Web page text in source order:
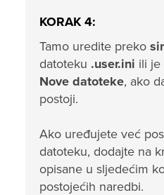
KORAK 4:
Tamo uredite preko
datoteku .user.ini ili je
Nove datoteke, ako
postoji.
Ako uređujete već
datoteku, dodajte na
opisane u sljedećim
postojećih naredbi.